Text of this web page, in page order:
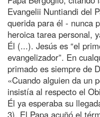
Evangelii Nuntiandi del
querida para él - nunca
heroica tarea personal,
Él (...). Jesús es “el
evangelizador”. En
primado es siempre de
«Cuando alguien da un
insistía al respecto el
Él ya esperaba su
3). El Papa acuñó el